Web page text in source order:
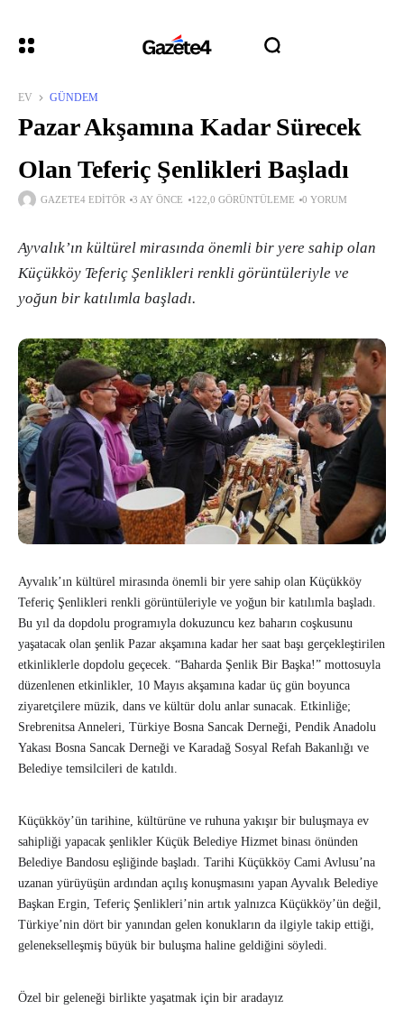
EV GÜNDEM
Pazar Akşamına Kadar Sürecek
Olan Teferiç Şenlikleri Başladı
GAZETE4 EDITÖR 3 AY ÖNCE 122,0 GÖRÜNTÜLEME 0 YORUM
Ayvalık’ın kültürel mirasında önemli bir yere sahip olan
Küçükköy Teferiç Şenlikleri renkli görüntüleriyle ve
yoğun bir katılımla başladı.
Ayvalık’ın kültürel mirasında önemli bir yere sahip olan Küçükköy
Teferiç Şenlikleri renkli görüntüleriyle ve yoğun bir katılımla başladı.
Bu yıl da dopdolu programıyla dokuzuncu kez baharın coşkusunu
yaşatacak olan şenlik Pazar akşamına kadar her saat başı gerçekleştirilen
etkinliklerle dopdolu geçecek. “Baharda Şenlik Bir Başka!” mottosuyla
düzenlenen etkinlikler, 10 Mayıs akşamına kadar üç gün boyunca
ziyaretçilere müzik, dans ve kültür dolu anlar sunacak. Etkinliğe;
Srebrenitsa Anneleri, Türkiye Bosna Sancak Derneği, Pendik Anadolu
Yakası Bosna Sancak Derneği ve Karadağ Sosyal Refah Bakanlığı ve
Belediye temsilcileri de katıldı.
Küçükköy’ün tarihine, kültürüne ve ruhuna yakışır bir buluşmaya ev
sahipliği yapacak şenlikler Küçük Belediye Hizmet binası önünden
Belediye Bandosu eşliğinde başladı. Tarihi Küçükköy Cami Avlusu’na
uzanan yürüyüşün ardından açılış konuşmasını yapan Ayvalık Belediye
Başkan Ergin, Teferiç Şenlikleri’nin artık yalnızca Küçükköy’ün değil,
Türkiye’nin dört bir yanından gelen konukların da ilgiyle takip ettiği,
gelenekselleşmiş büyük bir buluşma haline geldiğini söyledi.
Özel bir geleneği birlikte yaşatmak için bir aradayız